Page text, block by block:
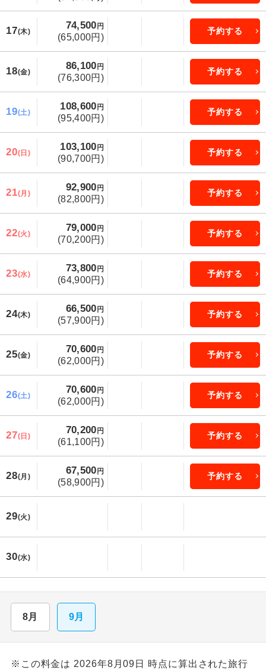
17(木)
74,500円
(65,000円)
予約する
18(金)
86,100円
(76,300円)
予約する
19(土)
108,600円
(95,400円)
予約する
20(日)
103,100円
(90,700円)
予約する
21(月)
92,900円
(82,800円)
予約する
22(火)
79,000円
(70,200円)
予約する
23(水)
73,800円
(64,900円)
予約する
24(木)
66,500円
(57,900円)
予約する
25(金)
70,600円
(62,000円)
予約する
26(土)
70,600円
(62,000円)
予約する
27(日)
70,200円
(61,100円)
予約する
28(月)
67,500円
(58,900円)
予約する
29(火)
30(水)
8月 9月
※この料金は 2026年8月09日 時点に算出された旅行